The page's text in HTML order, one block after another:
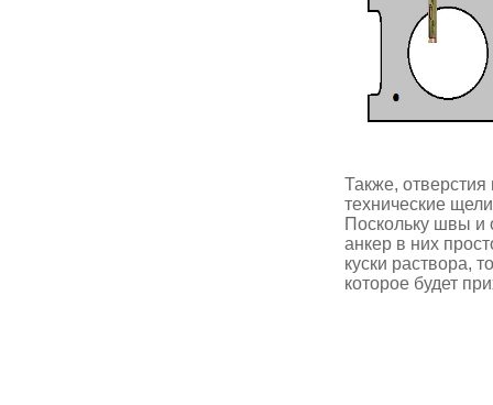
Также,
технические
Поскольку швы и
анкер в них
куски раствора,
которое будет